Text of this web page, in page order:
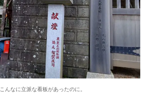
こんなに立派な看板があったのに。